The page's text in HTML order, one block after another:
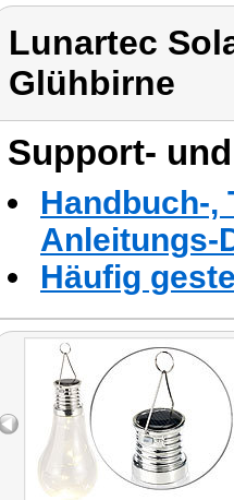
Lunartec
Glühbirne
Support-
Handbuch-,
Anleitungs-
Häufig